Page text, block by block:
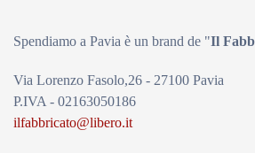
Spendiamo a Pavia è un brand de "Il
Via Lorenzo Fasolo,26 - 27100 Pavia
P.IVA - 02163050186
ilfabbricato@libero.it